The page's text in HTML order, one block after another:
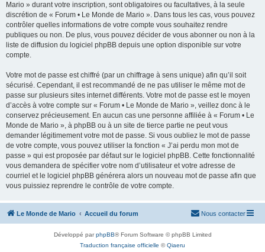
Mario » durant votre inscription, sont obligatoires ou facultatives, à la seule
discrétion de « Forum • Le Monde de Mario ». Dans tous les cas, vous pouvez
contrôler quelles informations de votre compte vous souhaitez rendre
publiques ou non. De plus, vous pouvez décider de vous abonner ou non à la
liste de diffusion du logiciel phpBB depuis une option disponible sur votre
compte.
Votre mot de passe est chiffré (par un chiffrage à sens unique) afin qu’il soit
sécurisé. Cependant, il est recommandé de ne pas utiliser le même mot de
passe sur plusieurs sites internet différents. Votre mot de passe est le moyen
d’accès à votre compte sur « Forum • Le Monde de Mario », veillez donc à le
conservez précieusement. En aucun cas une personne affiliée à « Forum • Le
Monde de Mario », à phpBB ou à un site de tierce partie ne peut vous
demander légitimement votre mot de passe. Si vous oubliez le mot de passe
de votre compte, vous pouvez utiliser la fonction « J’ai perdu mon mot de
passe » qui est proposée par défaut sur le logiciel phpBB. Cette fonctionnalité
vous demandera de spécifier votre nom d’utilisateur et votre adresse de
courriel et le logiciel phpBB générera alors un nouveau mot de passe afin que
vous puissiez reprendre le contrôle de votre compte.
Le Monde de Mario Accueil du forum Nous contacter
Développé parphpBB® Forum Software © phpBB Limited
Traduction française officielle ©Qiaeru